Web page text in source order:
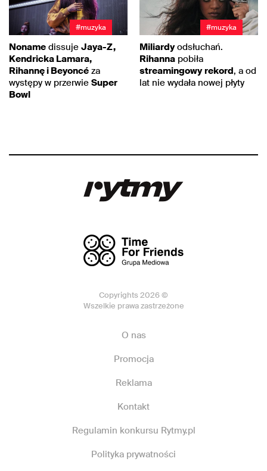
#muzyka
Noname dissuje Jaya-Z,
Kendricka Lamara,
Rihannę i Beyoncé za
występy w przerwie Super
Bowl
#muzyka
Miliardyodsłuchań.
Rihanna pobiła
streamingowy rekord, a od
lat nie wydała nowej płyty
Copyrights 2026 ©
Wszelkie prawa zastrzeżone
O nas
Promocja
Reklama
Kontakt
Regulamin konkursu Rytmy.pl
Polityka prywatności